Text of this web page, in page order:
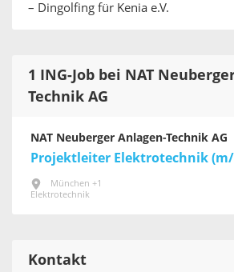
– Dingolfing für Kenia e.V.
1 ING-Job bei NAT
Technik AG
NAT Neuberger Anlagen-Technik AG
Projektleiter Elektrotechnik
München +1
Elektrotechnik
Kontakt